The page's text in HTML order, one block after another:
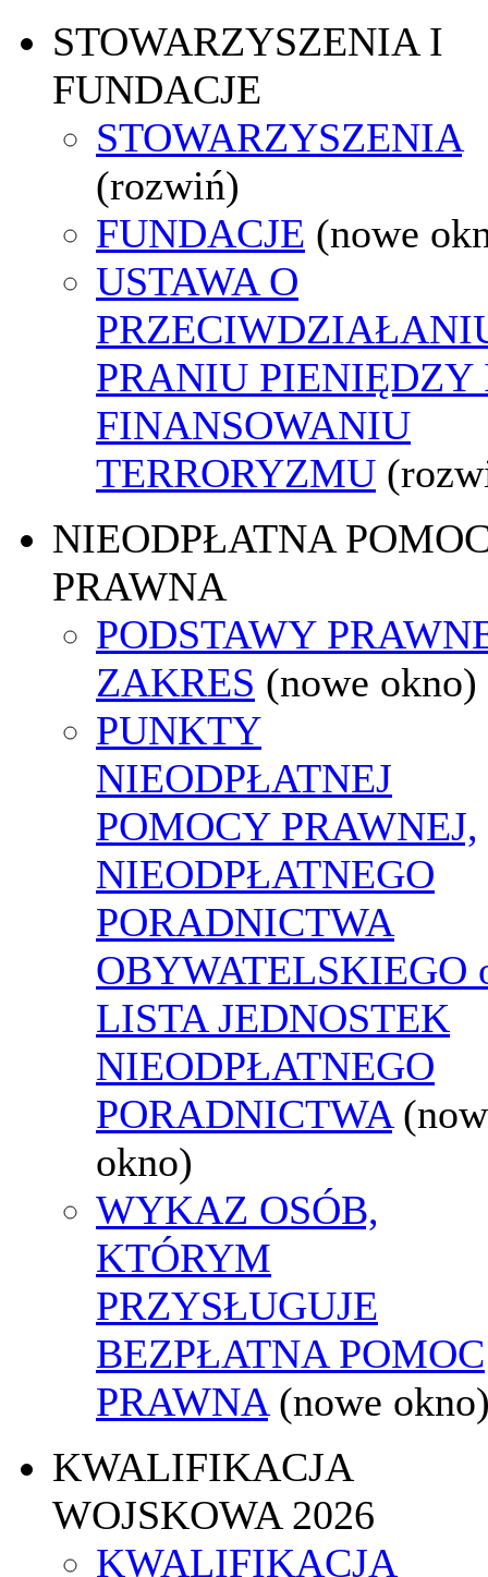
STOWARZYSZENIA I
FUNDACJE
STOWARZYSZENIA
(rozwiń)
FUNDACJE (nowe
USTAWA O
PRANIU PIENIĘDZY
FINANSOWANIU
TERRORYZMU
NIEODPŁATNA
PRAWNA
PODSTAWY
ZAKRES (nowe okno)
PUNKTY
NIEODPŁATNEJ
POMOCY PRAWNEJ,
NIEODPŁATNEGO
PORADNICTWA
OBYWATELSKIEGO
LISTA JEDNOSTEK
NIEODPŁATNEGO
PORADNICTWA
okno)
WYKAZ OSÓB,
KTÓRYM
PRZYSŁUGUJE
BEZPŁATNA POMOC
PRAWNA (nowe
KWALIFIKACJA
WOJSKOWA 2026
KWALIFIKACJA